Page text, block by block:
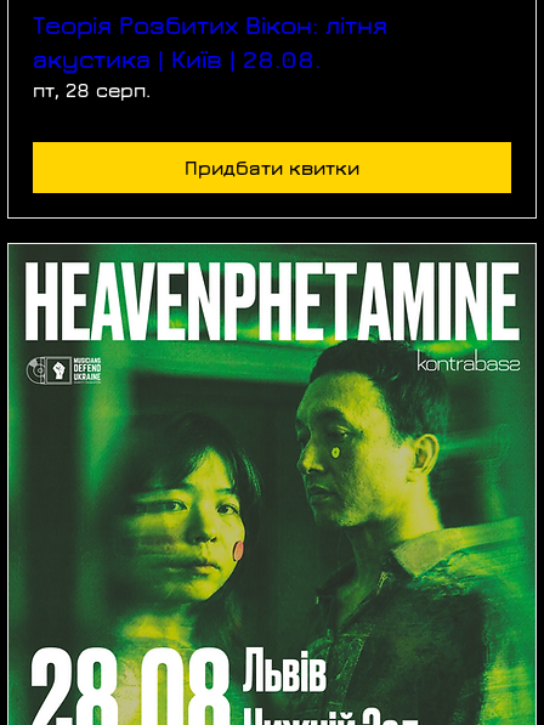
Теорія Розбитих Вікон: літня
акустика | Київ | 28.08.
пт, 28 серп.
Придбати квитки